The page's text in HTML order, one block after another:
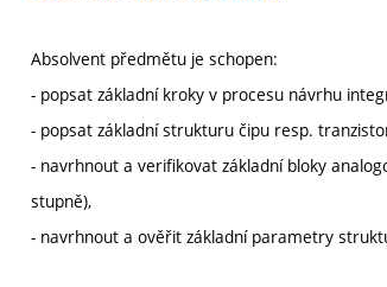
Absolvent předmětu je schopen:
- popsat základní kroky v procesu návrhu
- popsat základní strukturu čipu resp.
- navrhnout a verifikovat základní bloky
stupně),
- navrhnout a ověřit základní parametry